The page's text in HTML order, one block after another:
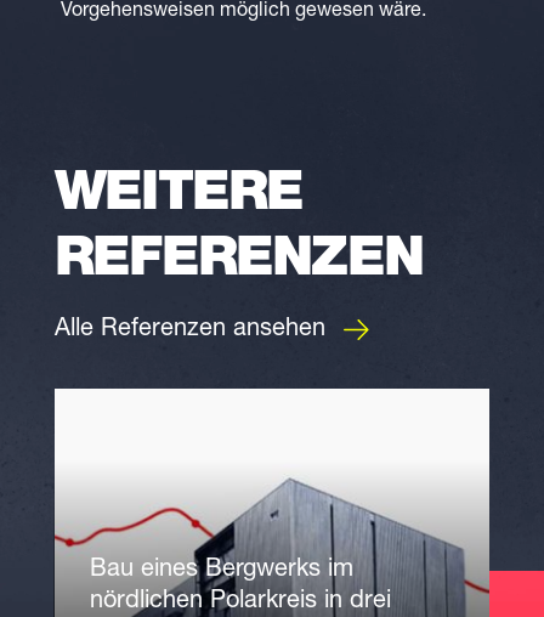
Vorgehensweisen möglich gewesen wäre.
WEITERE
REFERENZEN
Alle Referenzen ansehen
Bau eines Bergwerks im
nördlichen Polarkreis in drei